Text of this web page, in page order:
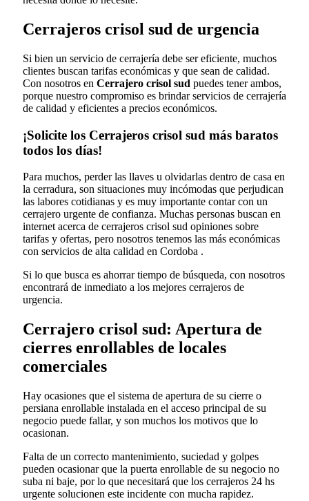
Cerrajeros crisol sud de urgencia
Si bien un servicio de cerrajería debe ser eficiente, muchos
clientes buscan tarifas económicas y que sean de calidad.
Con nosotros en Cerrajero crisol sud puedes tener ambos,
porque nuestro compromiso es brindar servicios de cerrajería
de calidad y eficientes a precios económicos.
¡Solicite los Cerrajeros crisol sud más baratos
todos los días!
Para muchos, perder las llaves u olvidarlas dentro de casa en
la cerradura, son situaciones muy incómodas que perjudican
las labores cotidianas y es muy importante contar con un
cerrajero urgente de confianza. Muchas personas buscan en
internet acerca de cerrajeros crisol sud opiniones sobre
tarifas y ofertas, pero nosotros tenemos las más económicas
con servicios de alta calidad en Cordoba .
Si lo que busca es ahorrar tiempo de búsqueda, con nosotros
encontrará de inmediato a los mejores cerrajeros de
urgencia.
Cerrajero crisol sud: Apertura de
cierres enrollables de locales
comerciales
Hay ocasiones que el sistema de apertura de su cierre o
persiana enrollable instalada en el acceso principal de su
negocio puede fallar, y son muchos los motivos que lo
ocasionan.
Falta de un correcto mantenimiento, suciedad y golpes
pueden ocasionar que la puerta enrollable de su negocio no
suba ni baje, por lo que necesitará que los cerrajeros 24 hs
urgente solucionen este incidente con mucha rapidez.